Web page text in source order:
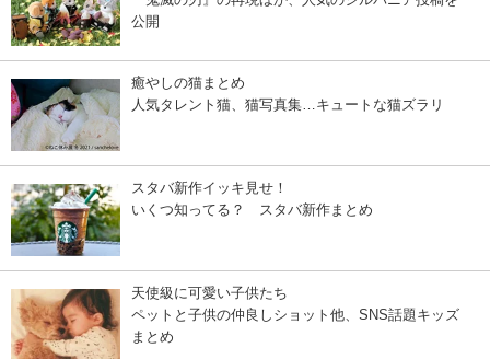
公開
癒やしの猫まとめ
人気タレント猫、猫写真集…キュートな猫ズラリ
スタバ新作イッキ見せ！
いくつ知ってる？ スタバ新作まとめ
天使級に可愛い子供たち
ペットと子供の仲良しショット他、SNS話題キッズ
まとめ